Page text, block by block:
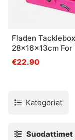
Fladen Tacklebox
28x16x13cm For
fishing, Pink
€22.90
Kategoriat
Suodattimet